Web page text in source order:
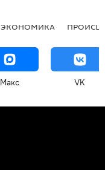
ЭКОНОМИКА
Макс VK